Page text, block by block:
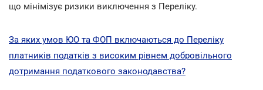
що мінімізує ризики виключення з Переліку.
За яких умов ЮО та ФОП включаються до Переліку
платників податків з високим рівнем добровільного
дотримання податкового законодавства?